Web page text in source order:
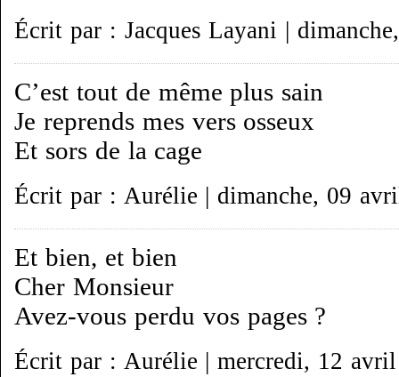
Écrit par : Jacques Layani |
C’est tout de même plus sain
Je reprends mes vers osseux
Et sors de la cage
Écrit par : Aurélie | dimanche, 09
Et bien, et bien
Cher Monsieur
Avez-vous perdu vos pages ?
Écrit par : Aurélie | mercredi, 12